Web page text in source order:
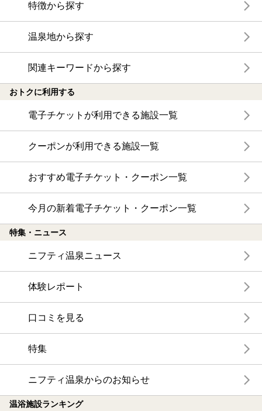
特徴から探す
温泉地から探す
関連キーワードから探す
おトクに利用する
電子チケットが利用できる施設一覧
クーポンが利用できる施設一覧
おすすめ電子チケット・クーポン一覧
今月の新着電子チケット・クーポン一覧
特集・ニュース
ニフティ温泉ニュース
体験レポート
口コミを見る
特集
ニフティ温泉からのお知らせ
温浴施設ランキング